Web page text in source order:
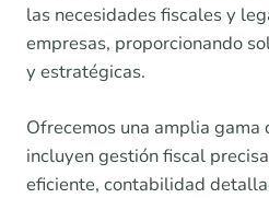
las necesidades fiscales y
empresas, proporcionando
y estratégicas.
Ofrecemos una amplia gama
incluyen gestión fiscal
eficiente, contabilidad